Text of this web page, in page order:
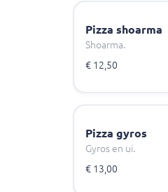
Pizza shoarma
Shoarma.
€ 12,50
Pizza gyros
Gyros en ui.
€ 13,00